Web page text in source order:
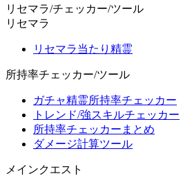
リセマラ/チェッカー/ツール
リセマラ
リセマラ当たり精霊
所持率チェッカー/ツール
ガチャ精霊所持率チェッカー
トレンド/強スキルチェッカー
所持率チェッカーまとめ
ダメージ計算ツール
メインクエスト